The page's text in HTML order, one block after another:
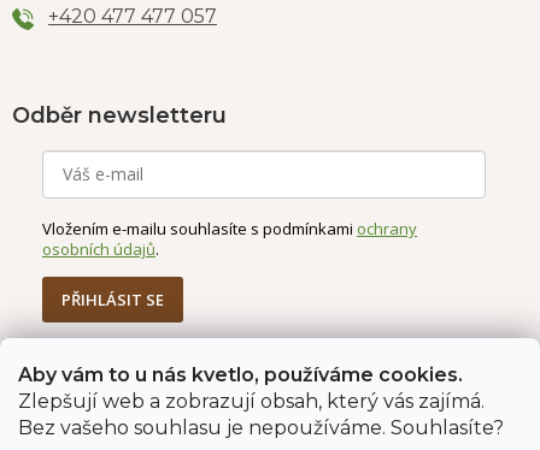
Aby vám to u nás kvetlo, používáme cookies.
Zlepšují web a zobrazují obsah, který vás zajímá.
Bez vašeho souhlasu je nepoužíváme. Souhlasíte?
+420 477 477 057
Odběr newsletteru
Vložením e-mailu souhlasíte s podmínkami ochrany
osobních údajů.
PŘIHLÁSIT SE
Jahodárna Brozany Obchodní podmínky
Podmínky ochrany údajů